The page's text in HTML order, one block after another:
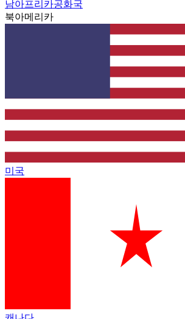
남아프리카공화국
북아메리카
미국